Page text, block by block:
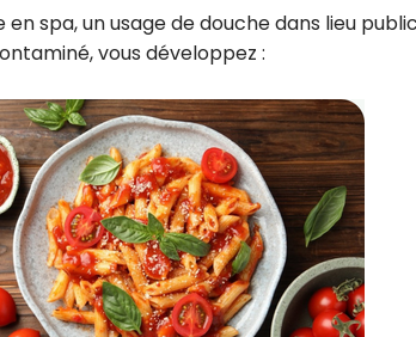
en spa, un usage de douche dans lieu
vous développez :